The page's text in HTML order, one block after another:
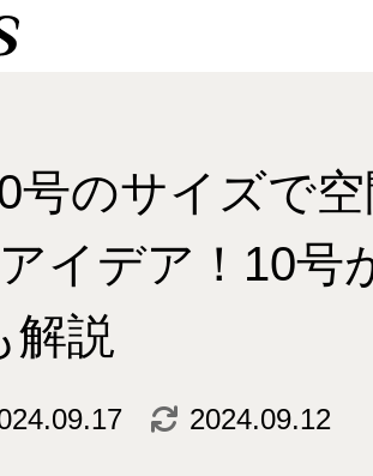
号のサイズで
イデア！10号
解説
2024.09.12